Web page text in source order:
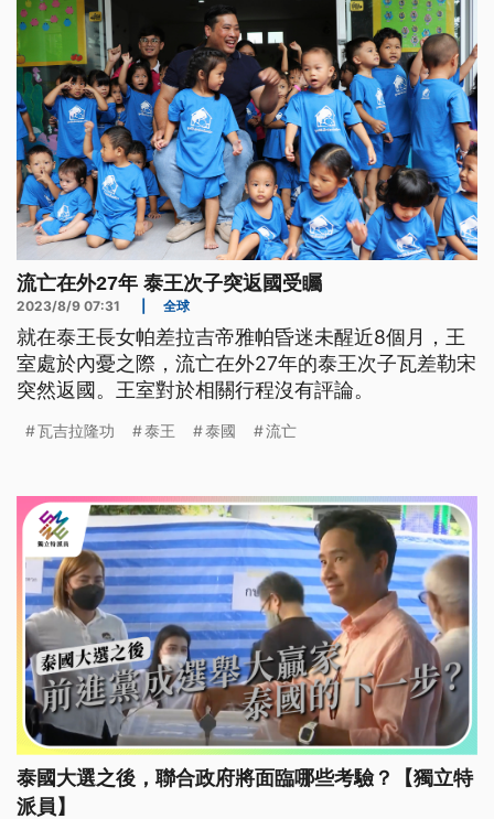
流亡在外27年 泰王次子突返國受矚
2023/8/9 07:31 全球
就在泰王長女帕差拉吉帝雅帕昏迷未醒近8個月，王
室處於內憂之際，流亡在外27年的泰王次子瓦差勒宋
突然返國。王室對於相關行程沒有評論。
瓦吉拉隆功 泰王 泰國 流亡
泰國大選之後，聯合政府將面臨哪些考驗？【獨立特
派員】